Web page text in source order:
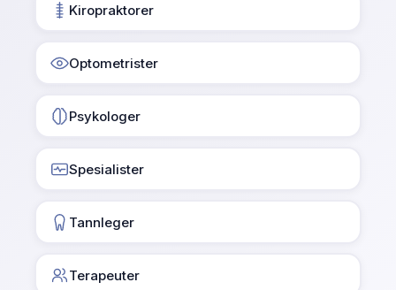
Kiropraktorer
Optometrister
Psykologer
Spesialister
Tannleger
Terapeuter